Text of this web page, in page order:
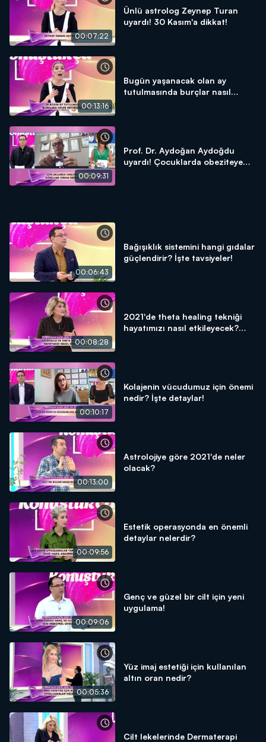
00:07:22
Ünlü astrolog Zeynep Turan
uyardı! 30 Kasım'a dikkat!
00:13:16
Bugün yaşanacak olan ay
tutulmasında burçlar nasıl
00:09:31
Prof. Dr. Aydoğan Aydoğdu
uyardı! Çocuklarda obeziteye
00:06:43
Bağışıklık sistemini hangi gıdalar
güçlendirir? İşte tavsiyeler!
00:08:28
2021'de theta healing tekniği
hayatımızı nasıl etkileyecek?
00:10:17
Kolajenin vücudumuz için önemi
nedir? İşte detaylar!
00:13:00
Astrolojiye göre 2021'de neler
olacak?
00:09:56
Estetik operasyonda en önemli
detaylar nelerdir?
00:09:06
Genç ve güzel bir cilt için yeni
uygulama!
00:05:36
Yüz imaj estetiği için kullanılan
altın oran nedir?
Cilt lekelerinde Dermaterapi